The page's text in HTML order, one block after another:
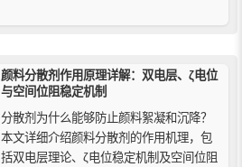
颜料分散剂作用原理详解：双电层、ζ电位
与空间位阻稳定机制
分散剂为什么能够防止颜料絮凝和沉降？
本文详细介绍颜料分散剂的作用机理，包
括双电层理论、ζ电位稳定机制及空间位阻